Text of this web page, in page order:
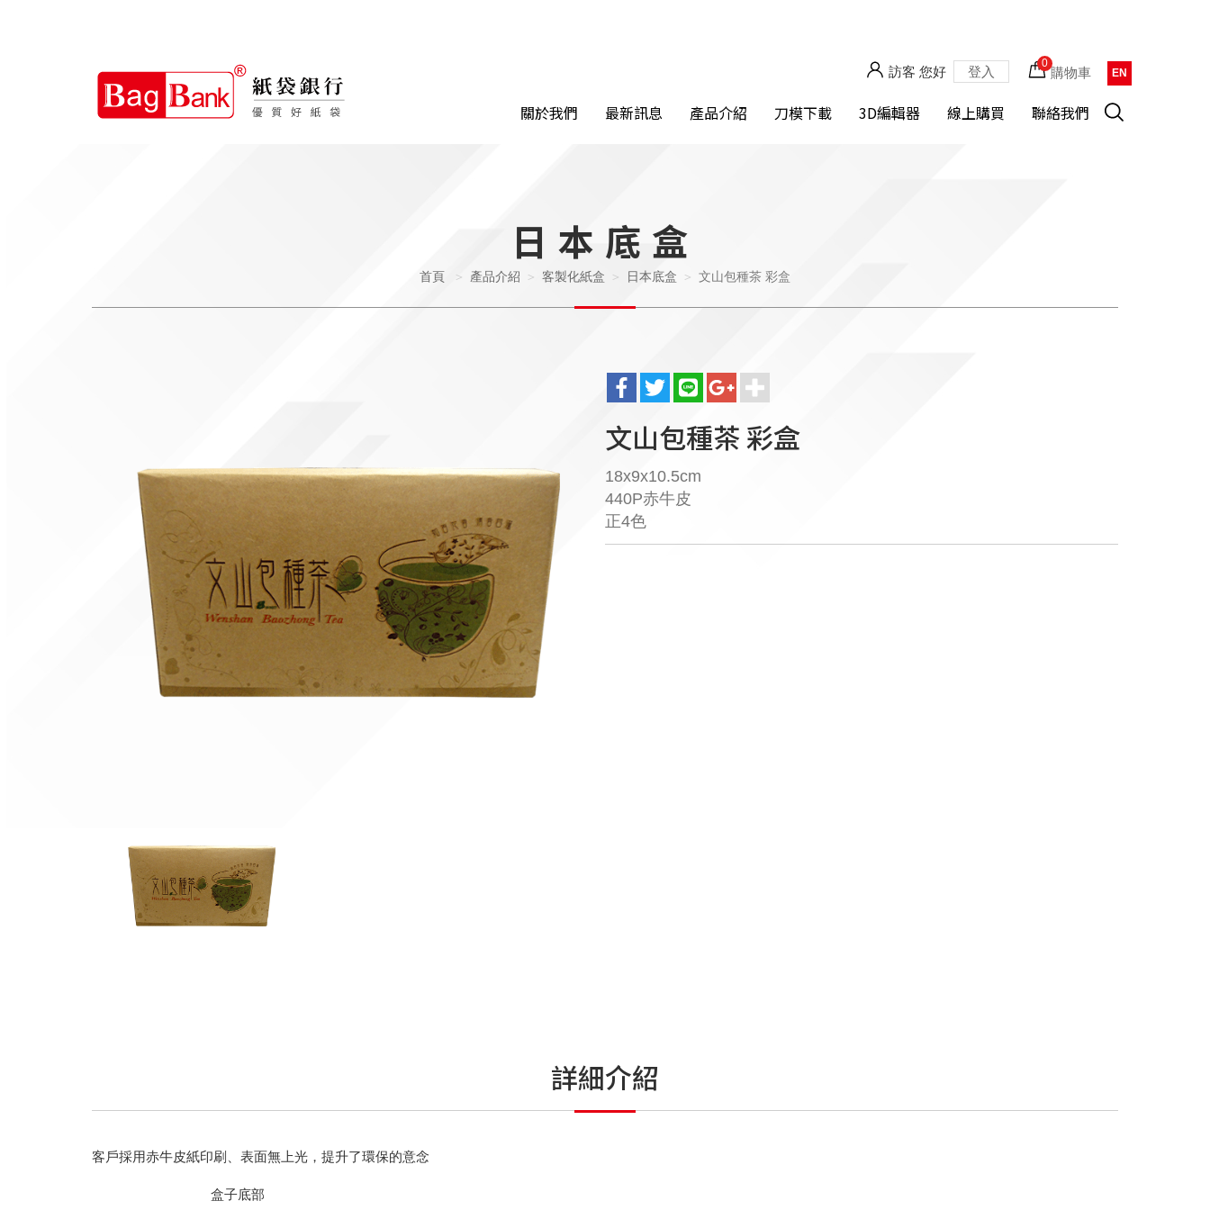
訪客 您好 登入
關於我們 最新訊息 產品介紹 刀模下載 3D編輯器 線上購買 聯絡我們
EN
0
購物車
日本底盒
首頁 產品介紹 客製化紙盒 日本底盒 文山包種茶 彩盒
文山包種茶 彩盒
18x9x10.5cm
440P赤牛皮
正4色
詳細介紹
客戶採用赤牛皮紙印刷、表面無上光，提升了環保的意念
盒子底部